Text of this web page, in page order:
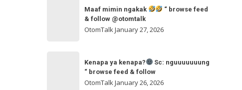
Maaf mimin ngakak
“ browse feed
& follow @otomtalk
OtomTalk January 27, 2026
Kenapa ya kenapa?
Sc: nguuuuuuung
“ browse feed & follow
OtomTalkJanuary 26, 2026